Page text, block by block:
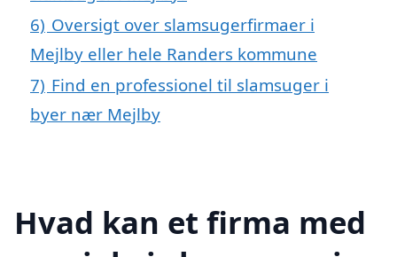
6) Oversigt over slamsugerfirmaer i
Mejlby eller hele Randers kommune
7) Find en professionel til slamsuger i
byer nær Mejlby
Hvad kan et firma med